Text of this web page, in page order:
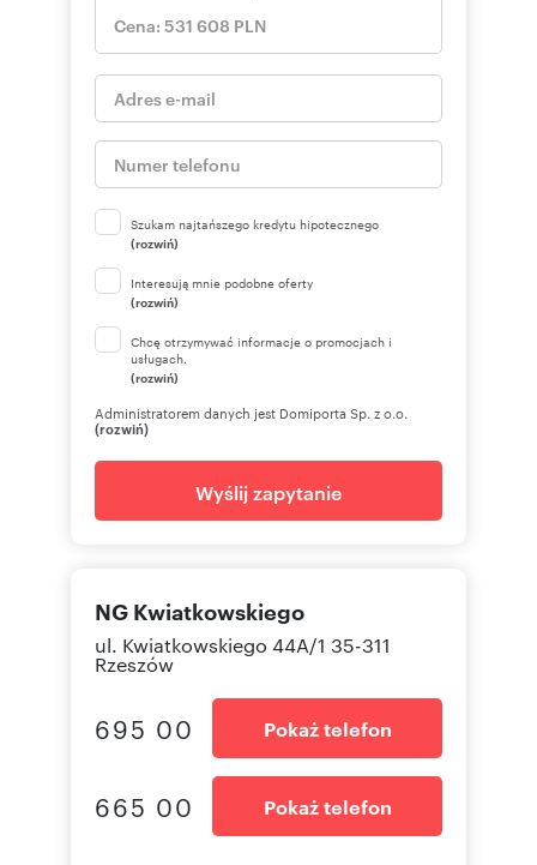
Szukam najtańszego kredytu hipotecznego
(rozwiń)
Interesują mnie podobne oferty
(rozwiń)
Chcę otrzymywać informacje o promocjach i
usługach.
(rozwiń)
Administratorem danych jest Domiporta Sp. z o.o.
(rozwiń)
Wyślij zapytanie
NG Kwiatkowskiego
ul. Kwiatkowskiego 44A/1 35-311
Rzeszów
695 00 Pokaż telefon
665 00 Pokaż telefon